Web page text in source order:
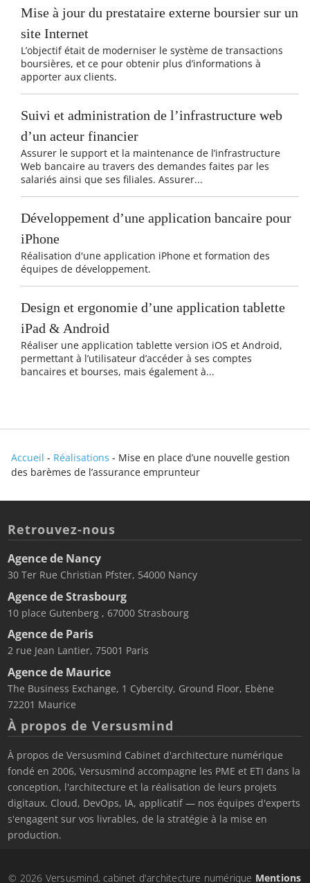
Mise à jour du prestataire externe boursier sur un
site Internet
L’objectif était de moderniser le système de transactions
boursières, et ce pour obtenir plus d’informations à
apporter aux clients.
Suivi et administration de l’infrastructure web
d’un acteur financier
Assurer le support et la maintenance de l’infrastructure
Web bancaire au travers des demandes faites par les
salariés ainsi que ses filiales. Assurer...
Développement d’une application bancaire pour
iPhone
Réalisation d'une application iPhone et formation des
équipes de développement.
Design et ergonomie d’une application tablette
iPad & Android
Réaliser une application tablette version iOS et Android,
permettant à l’utilisateur d’accéder à ses comptes
bancaires et bourses, mais également à...
Accueil - Réalisations - Mise en place d’une nouvelle gestion
des barèmes de l’assurance emprunteur
Retrouvez-nous
Agence de Nancy
30 Ter Rue Christian Pfster, 54000 Nancy
Agence de Strasbourg
10 place Gutenberg , 67000 Strasbourg
Agence de Paris
2 rue Jean Lantier, 75001 Paris
Agence de Maurice
The Business Exchange, 1 Cybercity, Ground Floor, Ebène
72201 Maurice
À propos de Versusmind
À propos de Versusmind Cabinet d'architecture numérique
fondé en 2006, Versusmind accompagne les PME et ETI dans la
conception, l'architecture et la réalisation de leurs projets
digitaux. Cloud, DevOps, IA, applicatif — nos équipes d'experts
s'engagent sur vos livrables, de la stratégie à la mise en
production.
© 2026 Versusmind, cabinet d'architecture numérique Mentions